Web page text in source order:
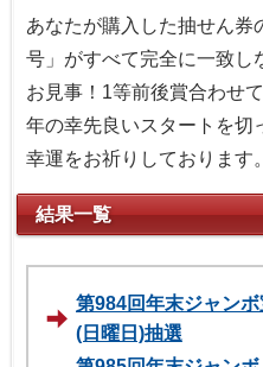
あなたが購入した抽せん券
号」がすべて完全に一致し
お見事！1等前後賞合わせ
年の幸先良いスタートを切
幸運をお祈りしております。
結果一覧
第984回年末ジャン
(日曜日)抽選